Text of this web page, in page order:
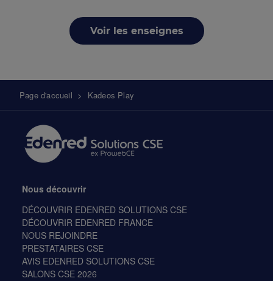
Voir les enseignes
Fil
Page d'accueil > Kadeos Play
Nous découvrir
DÉCOUVRIR EDENRED SOLUTIONS CSE
DÉCOUVRIR EDENRED FRANCE
NOUS REJOINDRE
PRESTATAIRES CSE
AVIS EDENRED SOLUTIONS CSE
SALONS CSE 2026